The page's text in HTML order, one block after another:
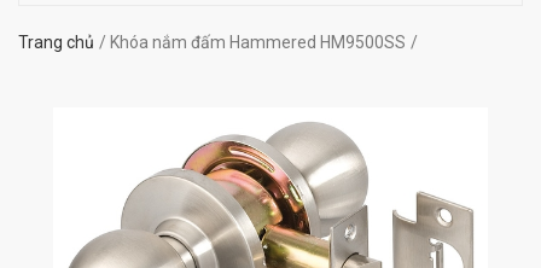
Trang chủ Khóa nắm đấm Hammered HM9500SS